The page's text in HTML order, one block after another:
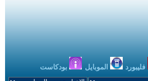
فليبورد الموبايل بودكاست